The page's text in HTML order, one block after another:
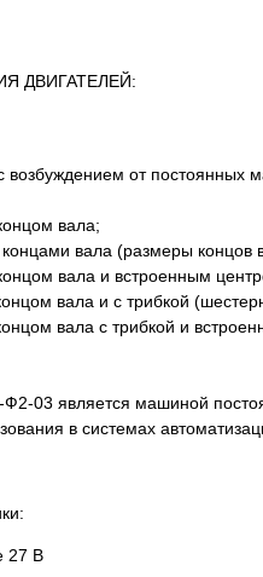
ДВИГАТЕЛЕЙ:
возбуждением от постоянных
вала;
вала (размеры концов
вала и встроенным
вала и с трибкой
вала с трибкой и
03 является машиной
в системах
27 В